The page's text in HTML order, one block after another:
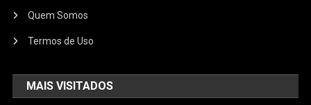
Quem Somos
Termos de Uso
MAIS VISITADOS